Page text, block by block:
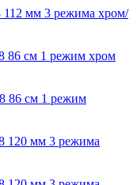
112 мм 3 режима хром/
86 см 1 режим хром
86 см 1 режим
120 мм 3 режима